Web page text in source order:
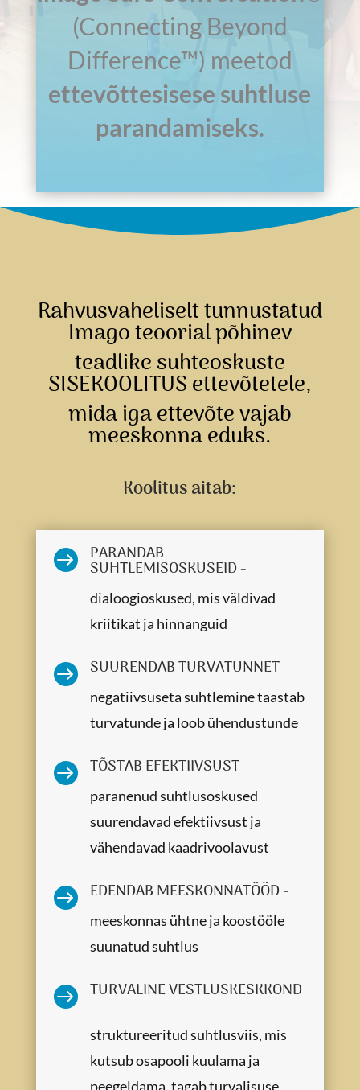
(Connecting Beyond
Difference™) meetod
ettevõttesisese suhtluse
parandamiseks.
Rahvusvaheliselt tunnustatud
Imago teoorial põhinev
teadlike suhteoskuste
SISEKOOLITUS ettevõtetele,
mida iga ettevõte vajab
meeskonna eduks.
Koolitus aitab:
 PARANDAB
SUHTLEMISOSKUSEID -
dialoogioskused, mis väldivad
kriitikat ja hinnanguid
 SUURENDAB TURVATUNNET -
negatiivsuseta suhtlemine taastab
turvatunde ja loob ühendustunde
 TÕSTAB EFEKTIIVSUST -
paranenud suhtlusoskused
suurendavad efektiivsust ja
vähendavad kaadrivoolavust
 EDENDAB MEESKONNATÖÖD -
meeskonnas ühtne ja koostööle
suunatud suhtlus
 TURVALINE VESTLUSKESKKOND
-
struktureeritud suhtlusviis, mis
kutsub osapooli kuulama ja
peegeldama, tagab turvalisuse